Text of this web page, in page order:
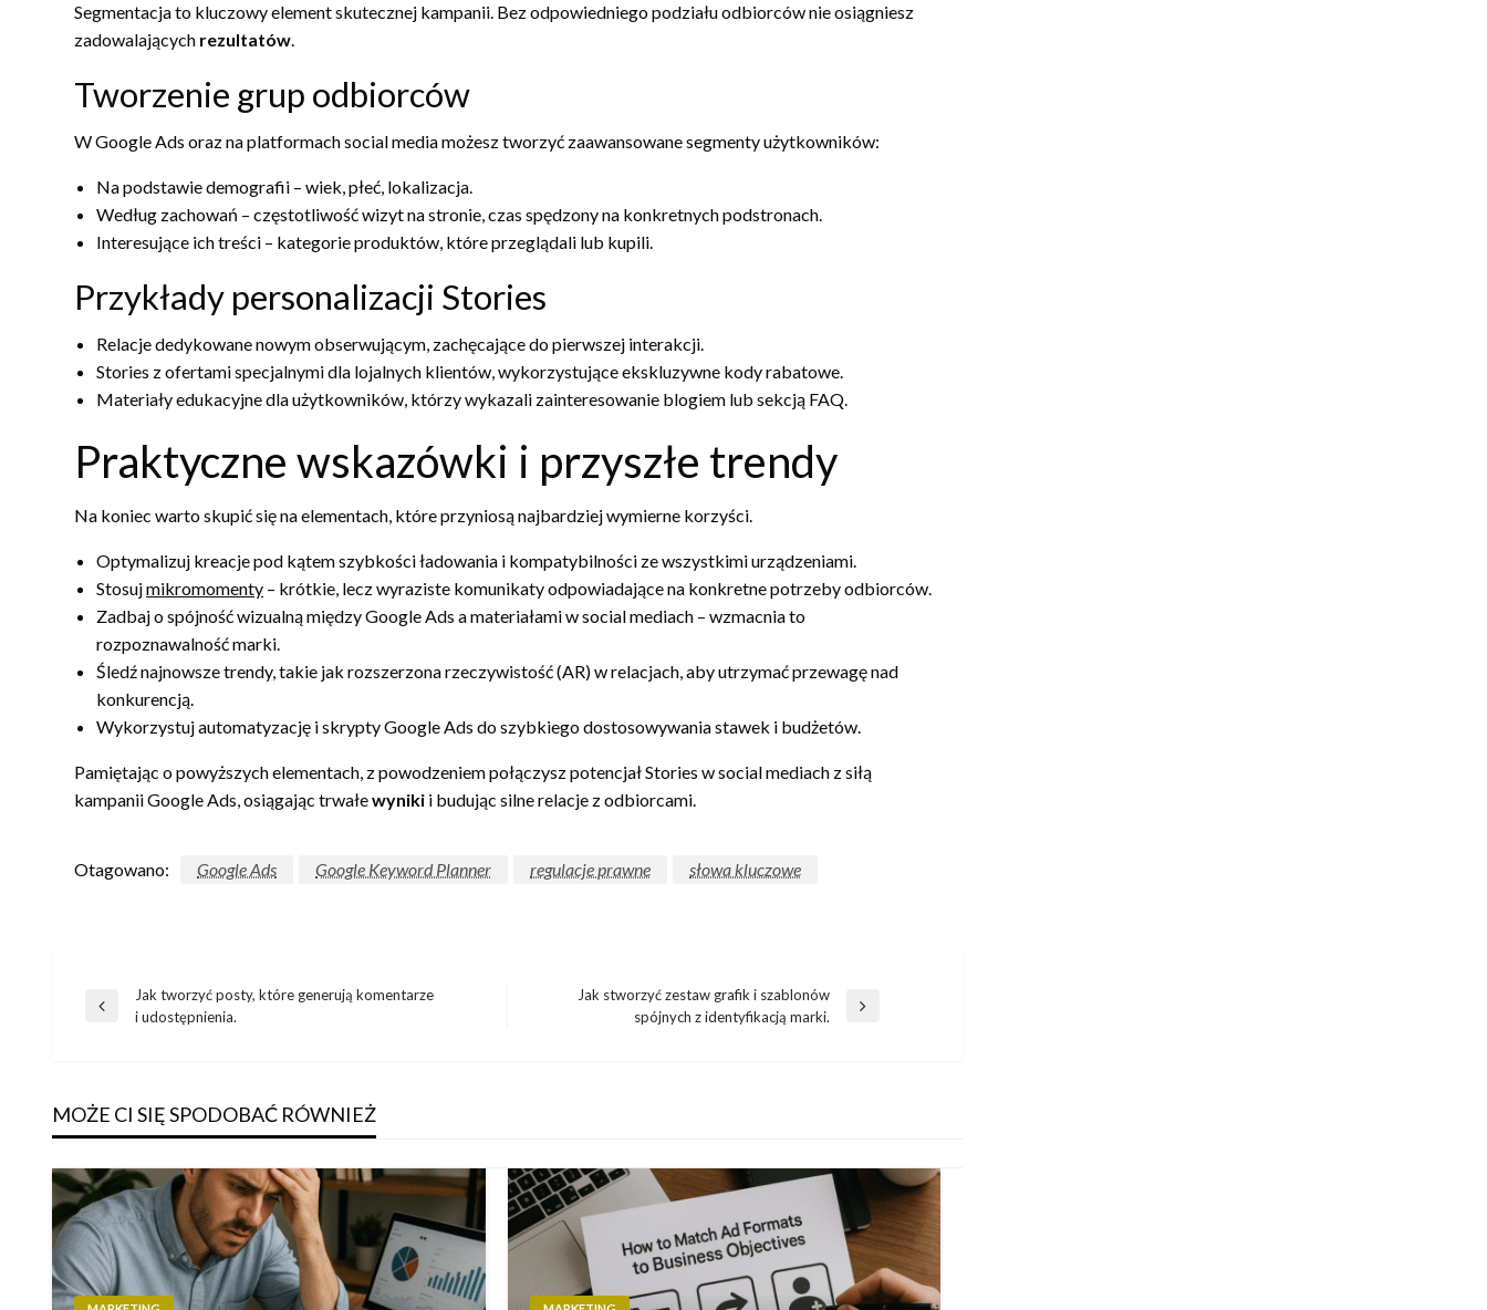
Segmentacja to kluczowy element skutecznej kampanii. Bez odpowiedniego podziału odbiorców nie osiągniesz
zadowalających rezultatów.
Tworzenie grup odbiorców
W Google Ads oraz na platformach social media możesz tworzyć zaawansowane segmenty użytkowników:
Na podstawie demografii – wiek, płeć, lokalizacja.
Według zachowań – częstotliwość wizyt na stronie, czas spędzony na konkretnych podstronach.
Interesujące ich treści – kategorie produktów, które przeglądali lub kupili.
Przykłady personalizacji Stories
Relacje dedykowane nowym obserwującym, zachęcające do pierwszej interakcji.
Stories z ofertami specjalnymi dla lojalnych klientów, wykorzystujące ekskluzywne kody rabatowe.
Materiały edukacyjne dla użytkowników, którzy wykazali zainteresowanie blogiem lub sekcją FAQ.
Praktyczne wskazówki i przyszłe trendy
Na koniec warto skupić się na elementach, które przyniosą najbardziej wymierne korzyści.
Optymalizuj kreacje pod kątem szybkości ładowania i kompatybilności ze wszystkimi urządzeniami.
Stosujmikromomenty – krótkie, lecz wyraziste komunikaty odpowiadające na konkretne potrzeby odbiorców.
Zadbaj o spójność wizualną między Google Ads a materiałami w social mediach – wzmacnia to
rozpoznawalność marki.
Śledź najnowsze trendy, takie jak rozszerzona rzeczywistość (AR) w relacjach, aby utrzymać przewagę nad
konkurencją.
Wykorzystuj automatyzację i skrypty Google Ads do szybkiego dostosowywania stawek i budżetów.
Pamiętając o powyższych elementach, z powodzeniem połączysz potencjał Stories w social mediach z siłą
kampanii Google Ads, osiągając trwałewyniki i budując silne relacje z odbiorcami.
Otagowano: Google Ads Google Keyword Planner regulacje prawne słowa kluczowe
Nawigacja
Poprzedni
Jak tworzyć posty, które generują komentarze
i udostępnienia.
Jak stworzyć zestaw grafik i szablonów
spójnych z identyfikacją marki.
MOŻE CI SIĘ SPODOBAĆ RÓWNIEŻ